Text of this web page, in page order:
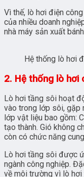
Vì thế, lò hơi điện
của nhiều doanh
nhà máy sản xuất
Hệ thống lò hơi
2. Hệ thống lò hơi
Lò hơi tầng sôi hoạt
vào trong lớp sôi, gặp
lớp vật liệu bao gồm:
tạo thành. Gió không
còn có chức năng
Lò hơi tầng sôi được
ngành công nghiệp.
về môi trường vì lò